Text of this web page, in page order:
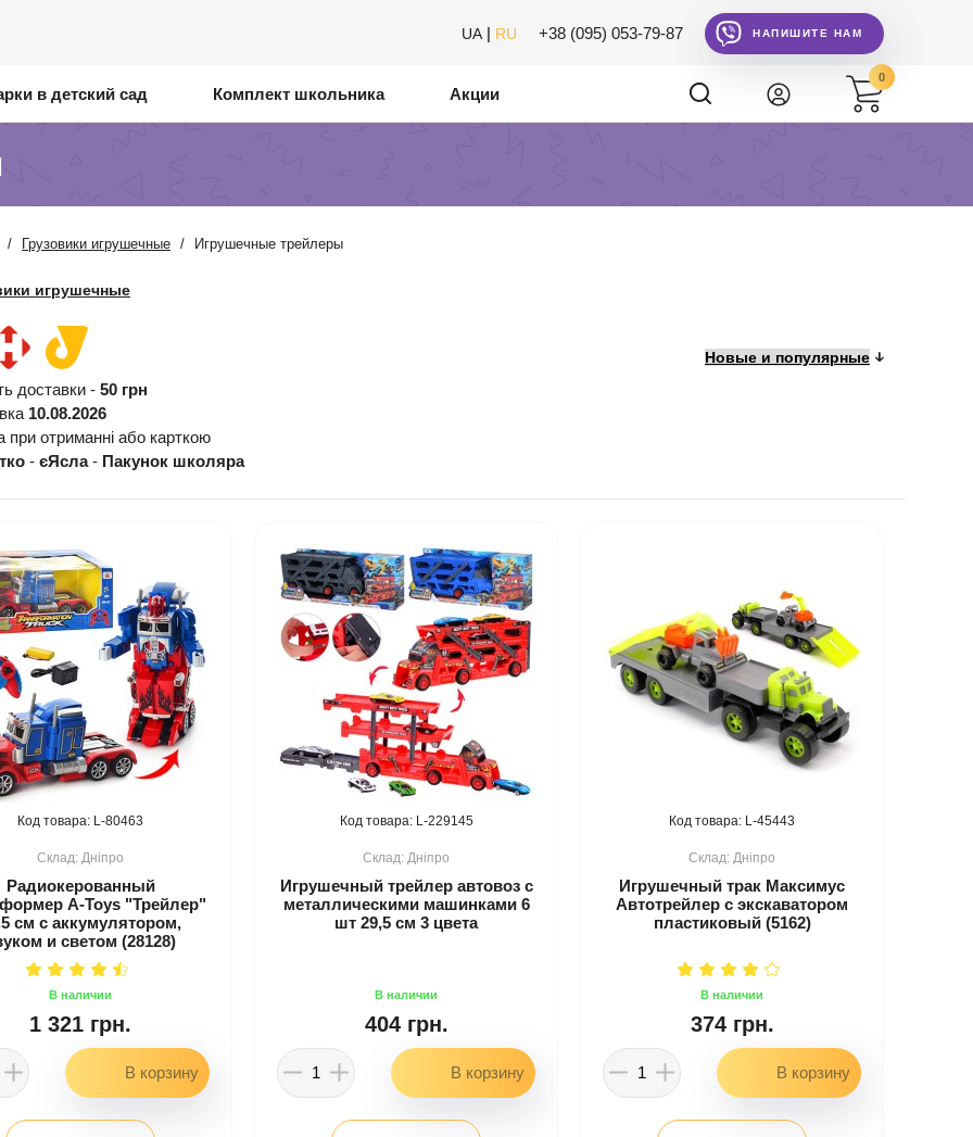
UA | RU +38 (095) 053-79-87 НАПИШИТЕ НАМ
в детский сад Комплект школьника Акции
0
/ Грузовики игрушечные / Игрушечные трейлеры
игрушечные
доставки - 50 грн
10.08.2026
при отриманні або карткою
- єЯсла- Пакунок школяра
80463
Дніпро
Радиокерованный
A-Toys "Трейлер"
см с аккумулятором,
и светом (28128)
1 321 грн.
229145
Дніпро
Игрушечный трейлер автовоз с
металлическими машинками 6
шт 29,5 см 3 цвета
404 грн.
45443
Дніпро
Игрушечный трак Максимус
Автотрейлер с экскаватором
пластиковый (5162)
374 грн.